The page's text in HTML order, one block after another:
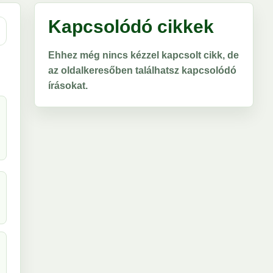
Kapcsolódó cikkek
Ehhez még nincs kézzel kapcsolt cikk, de
az oldalkeresőben találhatsz kapcsolódó
írásokat.